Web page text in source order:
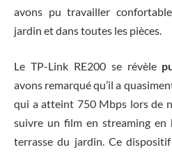
avons pu travailler
jardin et dans toutes les pièces.
Le TP-Link RE200 se révèle
avons remarqué qu’il a
qui a atteint 750 Mbps lors de
suivre un film en streaming
terrasse du jardin. Ce